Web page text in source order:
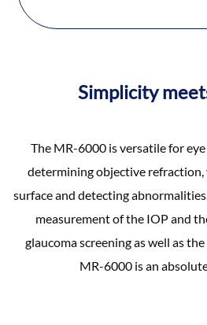
Simplicity
The MR-6000 is versatile for
determining objective refraction,
surface and detecting
measurement of the IOP and
glaucoma screening as well as
MR-6000 is an